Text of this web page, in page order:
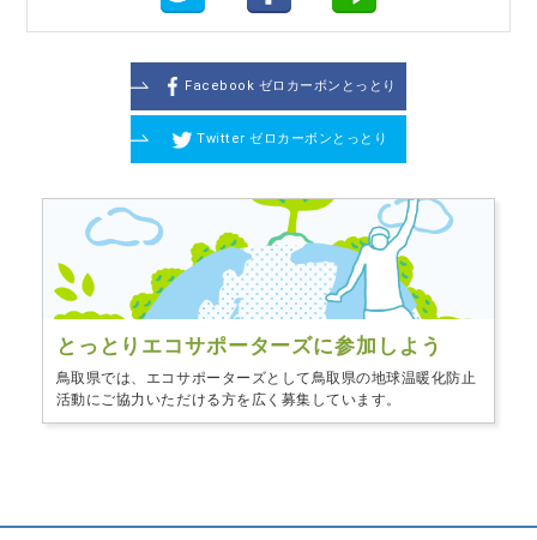
Facebook ゼロカーボンとっとり
Twitter ゼロカーボンとっとり
とっとりエコサポーターズに参加しよう
鳥取県では、エコサポーターズとして鳥取県の地球温暖化防止
活動にご協力いただける方を広く募集しています。